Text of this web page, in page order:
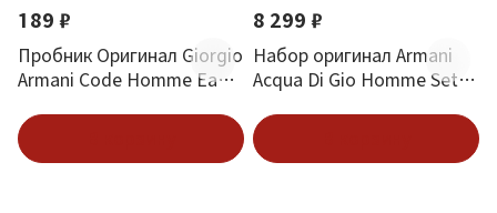
189 ₽
Пробник Оригинал Giorgio
Armani Code Homme Eau
8 299 ₽
Набор оригинал Armani
Acqua Di Gio Homme Set